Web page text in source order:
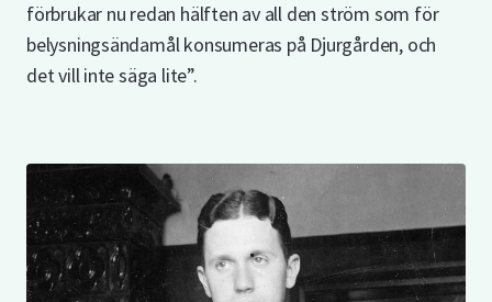
förbrukar nu redan hälften av all den ström som för
belysningsändamål konsumeras på Djurgården, och
det vill inte säga lite”.